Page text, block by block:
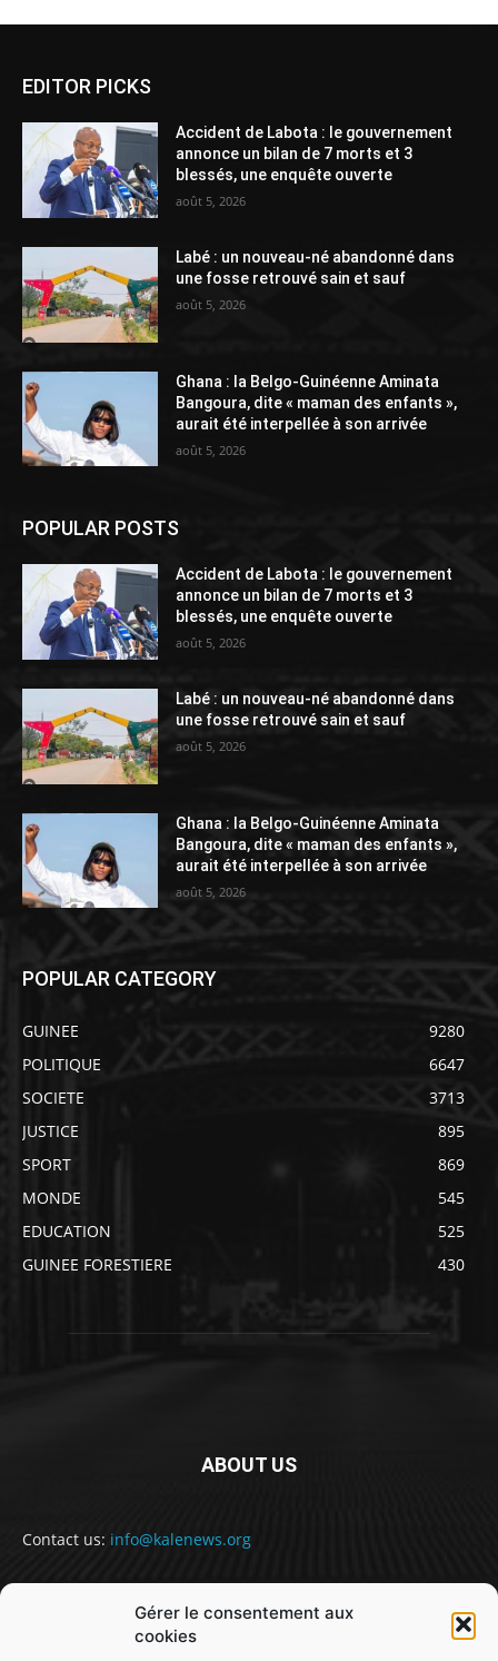
Gérer le consentement aux
cookies
EDITOR PICKS
Accident de Labota : le gouvernement
annonce un bilan de 7 morts et 3
blessés, une enquête ouverte
août 5, 2026
Labé : un nouveau-né abandonné dans
une fosse retrouvé sain et sauf
août 5, 2026
Ghana : la Belgo-Guinéenne Aminata
Bangoura, dite « maman des enfants »,
aurait été interpellée à son arrivée
août 5, 2026
POPULAR POSTS
Accident de Labota : le gouvernement
annonce un bilan de 7 morts et 3
blessés, une enquête ouverte
août 5, 2026
Labé : un nouveau-né abandonné dans
une fosse retrouvé sain et sauf
août 5, 2026
Ghana : la Belgo-Guinéenne Aminata
Bangoura, dite « maman des enfants »,
aurait été interpellée à son arrivée
août 5, 2026
POPULAR CATEGORY
GUINEE
9280
POLITIQUE
6647
SOCIETE
3713
JUSTICE
895
SPORT
869
MONDE
545
EDUCATION
525
GUINEE FORESTIERE
430
ABOUT US
Contact us: info@kalenews.org
FOLLOW US